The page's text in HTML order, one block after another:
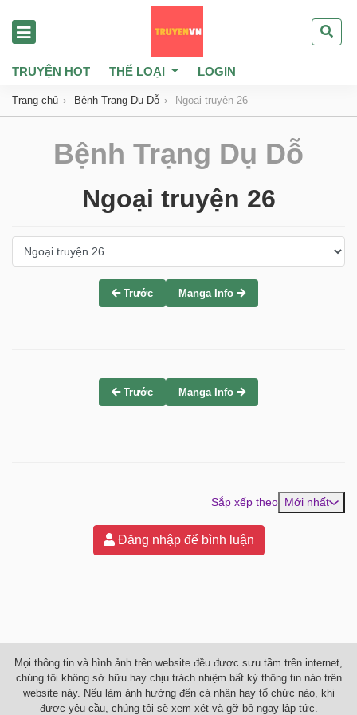
TRUYỆN HOT THỂ LOẠI LOGIN
Trang chủ Bệnh Trạng Dụ Dỗ Ngoại truyện 26
Bệnh Trạng Dụ Dỗ
Ngoại truyện 26
Trước Manga Info
Trước Manga Info
Sắp xếp theo Mới nhất
Đăng nhập để bình luận
Mọi thông tin và hình ảnh trên website đều được sưu tầm trên internet,
chúng tôi không sở hữu hay chịu trách nhiệm bất kỳ thông tin nào trên
website này. Nếu làm ảnh hưởng đến cá nhân hay tổ chức nào, khi
được yêu cầu, chúng tôi sẽ xem xét và gỡ bỏ ngay lập tức.